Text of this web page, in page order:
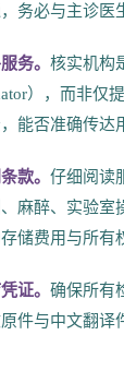
务必与主诊医
务。核实机构
），而非仅
能否准确传达
款。仔细阅读
麻醉、实验室
储费用与所有
证。确保所有
件与中文翻译